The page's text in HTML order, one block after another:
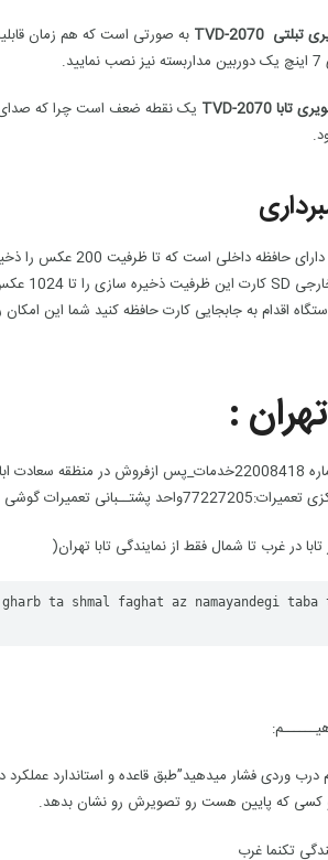
تبلتی TVD-2070
به صورتی است که هم زمان
تاباTVD-2070 یک نقطه ضعف است چرا که
مدلی دارای حافظه
اقدام به جابجایی کارت حافظه کنید شما این امکان
:
میتوان شماره 22008418خدمات_پس ازفروش در
اف اف تابا میباشد
ta shmal faghat az namayandegi taba
وردی فشار میدهید”طبق قاعده و استاندارد عملکرد
و کسی که پایین هست رو تصویرش رو نشان بدهد.
تکنما غرب